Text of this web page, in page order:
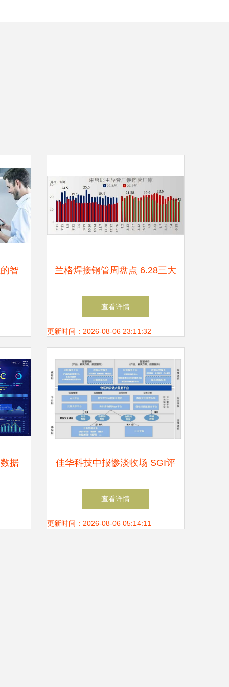
智 兰格焊接钢管周盘点 6.28三大
数据回升，市场量价博弈何去
何从？
查看详情
更新时间：2026-08-06 23:11:32
据 佳华科技中报惨淡收场 SGI评
分暴跌至59，三季度业绩迷雾
重重预警大数据市场变数
查看详情
更新时间：2026-08-06 05:14:11